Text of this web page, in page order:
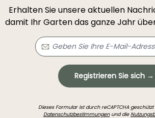
Erhalten Sie unsere aktuellen
damit Ihr Garten das ganze Jahr
Registrieren Sie sich →
Dieses Formular ist durch reCAPTCHA
Datenschutzbestimmungenund die